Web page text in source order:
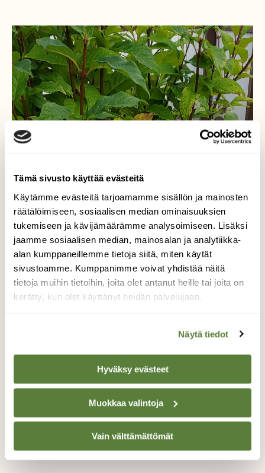
Tämä sivusto käyttää evästeitä
Käytämme evästeitä tarjoamamme sisällön ja mainosten
räätälöimiseen, sosiaalisen median ominaisuuksien
tukemiseen ja kävijämäärämme analysoimiseen. Lisäksi
jaamme sosiaalisen median, mainosalan ja analytiikka-
alan kumppaneillemme tietoja siitä, miten käytät
sivustoamme. Kumppanimme voivat yhdistää näitä
tietoja muihin tietoihin, joita olet antanut heille tai joita on
kerätty, kun olet käyttänyt heidän palvelujaan.
Näytä tiedot
Hyväksy evästeet
Muokkaa valintoja
Vain välttämättömät
Amiraaliperhonen
keskus 30.8.2022
TAKAISIN LISTAAN